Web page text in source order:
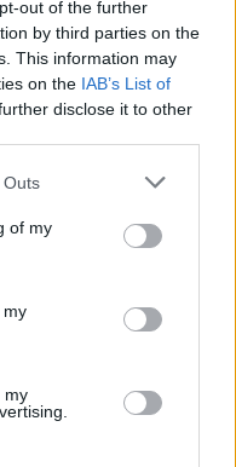
out of the further
by third parties on the
This information may
on the IAB’s List of
disclose it to other
Outs
of my
my
my